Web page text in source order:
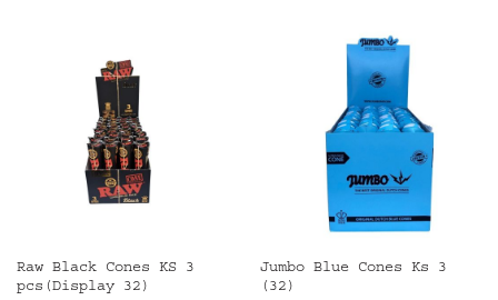
Raw Black Cones KS 3
pcs(Display 32)
Jumbo Blue Cones Ks 3
(32)